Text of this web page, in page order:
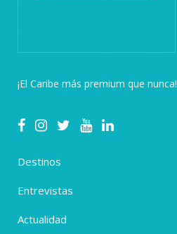
¡El Caribe más premium que nunca!
Destinos
Entrevistas
Actualidad